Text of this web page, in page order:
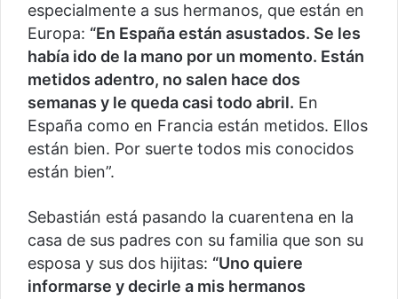
especialmente a sus hermanos, que están en
Europa: “En España están asustados. Se les
había ido de la mano por un momento. Están
metidos adentro, no salen hace dos
semanas y le queda casi todo abril. En
España como en Francia están metidos. Ellos
están bien. Por suerte todos mis conocidos
están bien”.
Sebastián está pasando la cuarentena en la
casa de sus padres con su familia que son su
esposa y sus dos hijitas: “Uno quiere
informarse y decirle a mis hermanos